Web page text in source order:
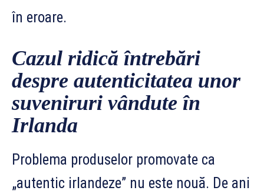
în eroare.
Cazul ridică întrebări
despre autenticitatea unor
suveniruri vândute în
Irlanda
Problema produselor promovate ca
„autentic irlandeze” nu este nouă. De ani